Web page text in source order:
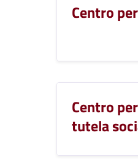
Centro
Centro
tutela